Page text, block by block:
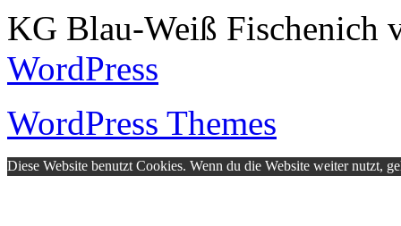
KG Blau-Weiß Fischenich
WordPress
WordPress Themes
Diese Website benutzt Cookies. Wenn du die Website weiter nutzt,